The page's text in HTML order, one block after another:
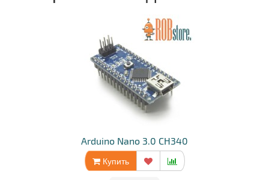
Arduino Nano 3.0 CH340
Купить